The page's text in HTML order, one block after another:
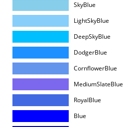
SkyBlue
LightSkyBlue
DeepSkyBlue
DodgerBlue
CornflowerBlue
MediumSlateBlue
RoyalBlue
Blue